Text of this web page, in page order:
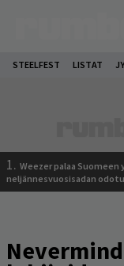
STEELFEST LISTAT
1. Weezer palaa Suomeen
neljännesvuosisadan